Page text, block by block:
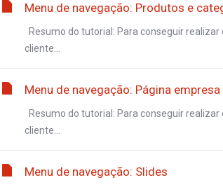
Menu de navegação: Produtos e
Resumo do tutorial: Para conseguir
cliente...
Menu de navegação: Página empresa
Resumo do tutorial: Para conseguir
cliente...
Menu de navegação: Slides